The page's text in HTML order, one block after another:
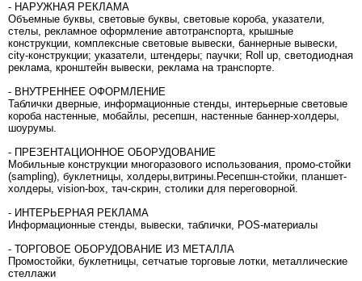
- НАРУЖНАЯ РЕКЛАМА
Объемные буквы, световые буквы, световые короба, указатели,
стелы, рекламное оформление автотранспорта, крышные
конструкции, комплексные световые вывески, баннерные вывески,
city-конструкции; указатели, штендеры; паучки; Roll up, светодиодная
реклама, кронштейн вывески, реклама на транспорте.
- ВНУТРЕННЕЕ ОФОРМЛЕНИЕ
Таблички дверные, информационные стенды, интерьерные световые
короба настенные, мобайлы, ресепшн, настенные баннер-холдеры,
шоурумы.
- ПРЕЗЕНТАЦИОННОЕ ОБОРУДОВАНИЕ
Мобильные конструкции многоразового использования, промо-стойки
(sampling), буклетницы, холдеры,витрины.Ресепшн-стойки, планшет-
холдеры, vision-box, тач-скрин, столики для переговорной.
- ИНТЕРЬЕРНАЯ РЕКЛАМА
Информационные стенды, вывески, таблички, POS-материалы
- ТОРГОВОЕ ОБОРУДОВАНИЕ ИЗ МЕТАЛЛА
Промостойки, буклетницы, сетчатые торговые лотки, металлические
стеллажи